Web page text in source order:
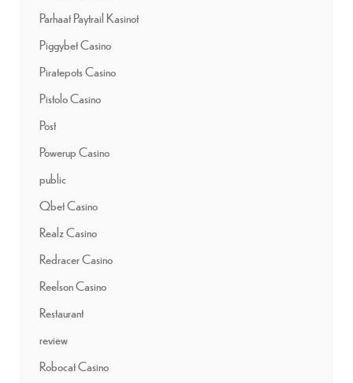
Parhaat Paytrail Kasinot
Piggybet Casino
Piratepots Casino
Pistolo Casino
Post
Powerup Casino
public
Qbet Casino
Realz Casino
Redracer Casino
Reelson Casino
Restaurant
review
Robocat Casino